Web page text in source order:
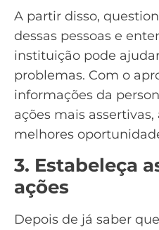
A partir disso,
dessas pessoas e
instituição pode
problemas. Com o
informações da
ações mais
melhores
3. Estabeleça
ações
Depois de já saber